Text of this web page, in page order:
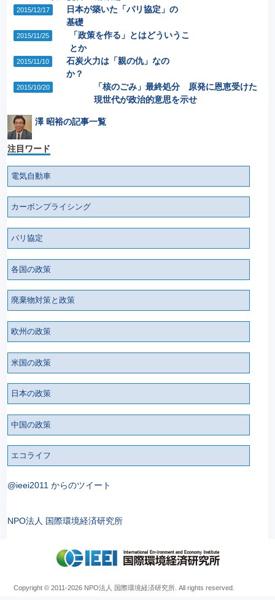
2015/12/17
日本が築いた「パリ協定」の
基礎
2015/11/25
「政策を作る」とはどういうこ
とか
2015/11/10
石炭火力は「親の仇」なの
か？
2015/10/20
「核のごみ」最終処分 原発に恩恵受けた
現世代が政治的意思を示せ
澤 昭裕の記事一覧
注目ワード
電気自動車
カーボンプライシング
パリ協定
各国の政策
廃棄物対策と政策
欧州の政策
米国の政策
日本の政策
中国の政策
エコライフ
@ieei2011 からのツイート
NPO法人 国際環境経済研究所
Copyright © 2011-2026 NPO法人 国際環境経済研究所. All rights reserved.